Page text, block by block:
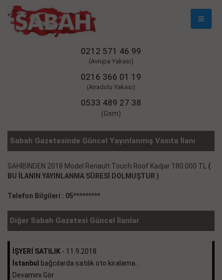
Mobil
0212 571 46 99
(Avrupa Yakası)
0216 366 01 19
(Anadolu Yakası)
0533 489 27 38
(Gsm)
Sabah Gazetesinde Güncel Yayınlanmış Vasıta İlanı
SAHİBİNDEN 2018 Model Renault Touch Roof Kadjar 180.000 TL (
BU İLANIN YAYINLANMA SÜRESİ DOLMUŞTUR )
Telefon Bilgileri : 05*********
Diğer Sabah Gazetesi Güncel İlanlar
İŞYERİ SATILIK - 11.9.2018
İstanbul
bağcılarda satılık oto kiralama...
Devamını Gör